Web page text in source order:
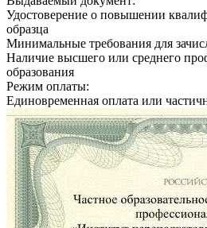
Удостоверение о повышении
образца
Минимальные требования для
Наличие высшего или среднего
образования
Режим оплаты:
Единовременная оплата или